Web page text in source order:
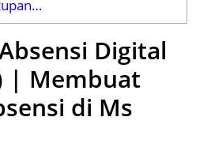
Digital
| Membuat
di Ms